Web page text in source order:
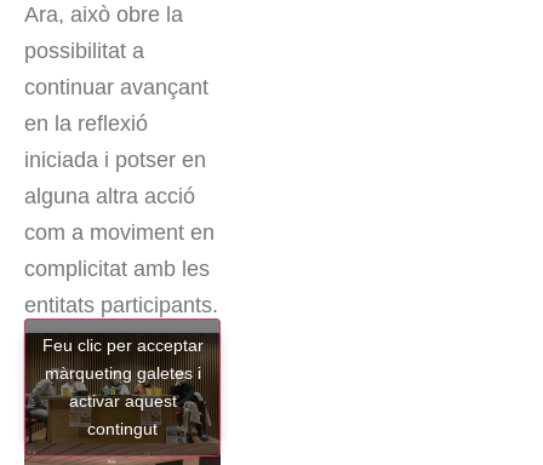
Ara, això obre la
possibilitat a
continuar avançant
en la reflexió
iniciada i potser en
alguna altra acció
com a moviment en
complicitat amb les
entitats participants.
Feu clic per acceptar
màrqueting galetes i
activar aquest
contingut